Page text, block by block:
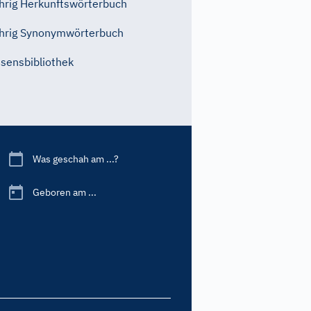
Herkunftswörterbuch
Synonymwörterbuch
Was geschah am ...?
Geboren am ...